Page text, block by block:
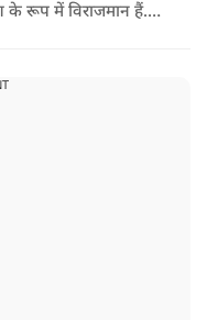
के रूप में विराजमान हैं.